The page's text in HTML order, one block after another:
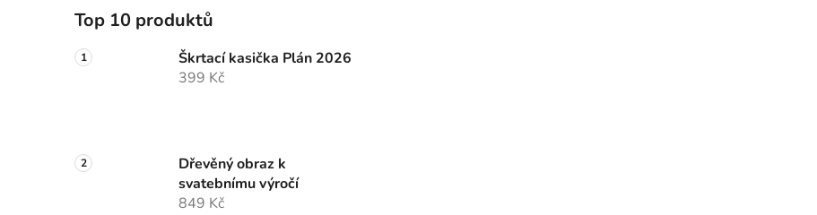
Top 10 produktů
Škrtací kasička Plán 2026
399 Kč
Dřevěný obraz k
svatebnímu výročí
849 Kč